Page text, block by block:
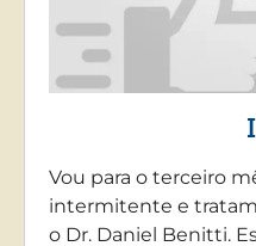
Vou para o terceiro
intermitente e
o Dr. Daniel Benitti.